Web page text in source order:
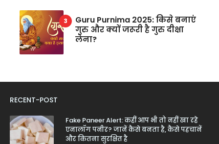
Guru Purnima 2025: किसे बनाएं
गुरु और क्यों जरूरी है गुरु दीक्षा
लेना?
RECENT-POST
Fake Paneer Alert: कहीं आप भी तो नहीं खा रहे
एनालॉग पनीर? जानें कैसे बनता है, कैसे पहचानें
और कितना सुरक्षित है